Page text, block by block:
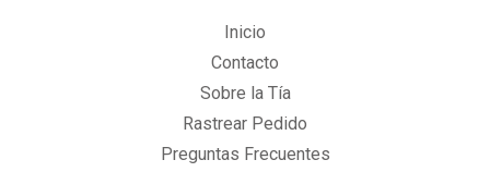
Inicio
Contacto
Sobre la Tía
Rastrear Pedido
Preguntas Frecuentes